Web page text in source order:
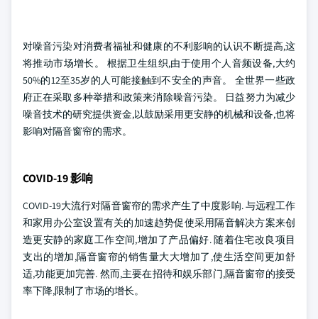
对噪音污染对消费者福祉和健康的不利影响的认识不断提高,这
将推动市场增长。 根据卫生组织,由于使用个人音频设备,大约
50%的12至35岁的人可能接触到不安全的声音。 全世界一些政
府正在采取多种举措和政策来消除噪音污染。 日益努力为减少
噪音技术的研究提供资金,以鼓励采用更安静的机械和设备,也将
影响对隔音窗帘的需求。
COVID-19 影响
COVID-19大流行对隔音窗帘的需求产生了中度影响. 与远程工作
和家用办公室设置有关的加速趋势促使采用隔音解决方案来创
造更安静的家庭工作空间,增加了产品偏好. 随着住宅改良项目
支出的增加,隔音窗帘的销售量大大增加了,使生活空间更加舒
适,功能更加完善. 然而,主要在招待和娱乐部门,隔音窗帘的接受
率下降,限制了市场的增长。